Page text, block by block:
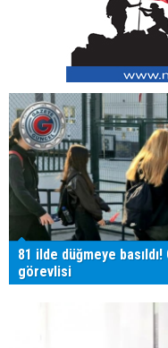
81 ilde düğmeye
görevlisi